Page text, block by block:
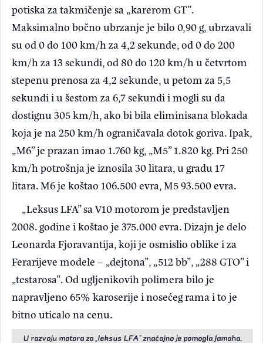
potiska za takmičenje sa „karerom GT”.
Maksimalno bočno ubrzanje je bilo 0,90 g, ubrzavali
su od 0 do 100 km/h za 4,2 sekunde, od 0 do 200
km/h za 13 sekundi, od 80 do 120 km/h u četvrtom
stepenu prenosa za 4,2 sekunde, u petom za 5,5
sekundi i u šestom za 6,7 sekundi i mogli su da
dostignu 305 km/h, ako bi bila eliminisana blokada
koja je na 250 km/h ograničavala dotok goriva. Ipak,
„M6” je prazan imao 1.760 kg, „M5” 1.820 kg. Pri 250
km/h potrošnja je iznosila 30 litara, u gradu 17
litara. M6 je koštao 106.500 evra, M5 93.500 evra.
„Leksus LFA” sa V10 motorom je predstavljen
2008. godine i koštao je 375.000 evra. Dizajn je delo
Leonarda Fjoravantija, koji je osmislio oblike i za
Ferarijeve modele – „dejtona”, „512 bb”, „288 GTO” i
„testarosa”. Od ugljenikovih polimera bilo je
napravljeno 65% karoserije i nosećeg rama i to je
bitno uticalo na cenu.
U razvoju motora za „leksus LFA” značajno je pomogla Jamaha.